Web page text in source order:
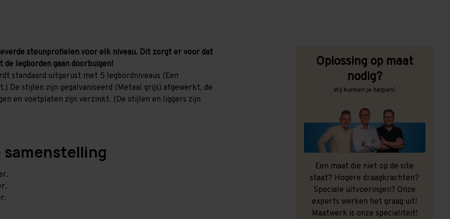
steunprofielen voor elk niveau. Dit zorgt er voor dat
legborden gaan doorbuigen!
standaard uitgerust met 5 legbordniveaus (Een
De stijlen zijn gegalvaniseerd (Metaal grijs) afgewerkt, de
en voetplaten zijn verzinkt. (De stijlen en liggers zijn
samenstelling
Oplossing op maat
nodig?
Wij kunnen je helpen!
Een maat die niet op de site
staat? Hogere draagkrachten?
Speciale uitvoeringen? Onze
experts werken het graag uit!
Maatwerk is onze specialiteit!